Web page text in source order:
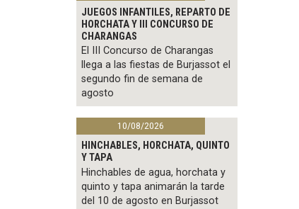
JUEGOS INFANTILES, REPARTO DE
HORCHATA Y III CONCURSO DE
CHARANGAS
El III Concurso de Charangas
llega a las fiestas de Burjassot el
segundo fin de semana de
agosto
10/08/2026
HINCHABLES, HORCHATA, QUINTO
Y TAPA
Hinchables de agua, horchata y
quinto y tapa animarán la tarde
del 10 de agosto en Burjassot